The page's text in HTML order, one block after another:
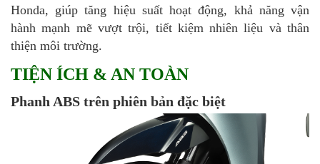
Honda, giúp tăng hiệu suất hoạt động, khả năng vận
hành mạnh mẽ vượt trội, tiết kiệm nhiên liệu và thân
thiện môi trường.
TIỆN ÍCH & AN TOÀN
Phanh ABS trên phiên bản đặc biệt